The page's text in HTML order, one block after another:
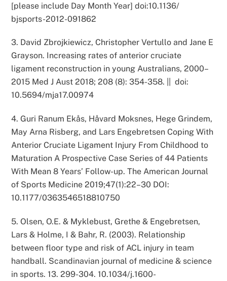
[please include Day Month Year] doi:10.1136/
bjsports-2012-091862
3. David Zbrojkiewicz, Christopher Vertullo and Jane E
Grayson. Increasing rates of anterior cruciate
ligament reconstruction in young Australians, 2000–
2015 Med J Aust 2018; 208 (8): 354-358. || doi:
10.5694/mja17.00974
4. Guri Ranum Ekås, Håvard Moksnes, Hege Grindem,
May Arna Risberg, and Lars Engebretsen Coping With
Anterior Cruciate Ligament Injury From Childhood to
Maturation A Prospective Case Series of 44 Patients
With Mean 8 Years’ Follow-up. The American Journal
of Sports Medicine 2019;47(1):22–30 DOI:
10.1177/0363546518810750
5. Olsen, O.E. & Myklebust, Grethe & Engebretsen,
Lars & Holme, I & Bahr, R. (2003). Relationship
between floor type and risk of ACL injury in team
handball. Scandinavian journal of medicine & science
in sports. 13. 299-304. 10.1034/j.1600-